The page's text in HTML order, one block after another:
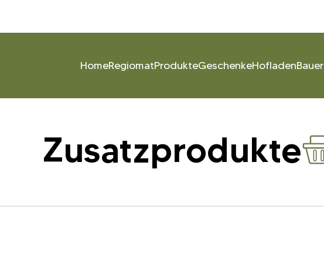
HomeRegiomatProdukteGeschenkeHofladen
Zusatzprodukte